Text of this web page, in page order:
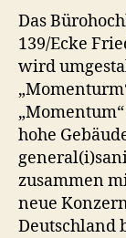
Das
139/Ecke
wird
hohe
zusammen
neue
Deutschland